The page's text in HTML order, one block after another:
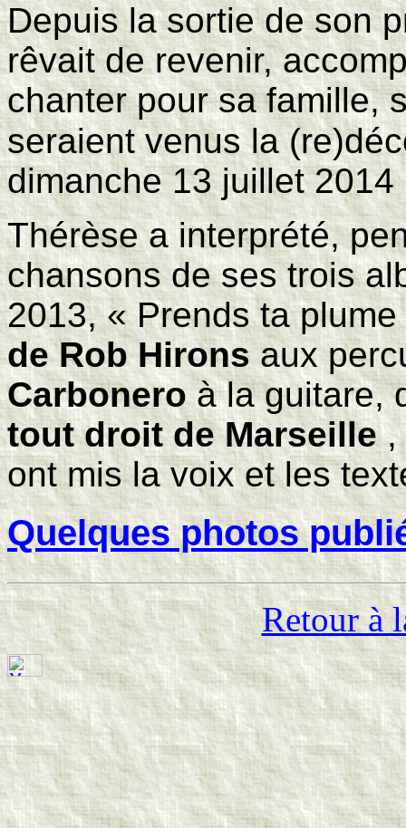
Depuis la sortie de son
rêvait de revenir,
chanter pour sa famille,
seraient venus la
dimanche 13 juillet 2014
Thérèse a interprété,
chansons de ses trois
2013, « Prends ta
de Rob Hironsaux
Carboneroà la guitare,
tout droit de Marseille,
ont mis la voix et les
Quelques photos
Retour à